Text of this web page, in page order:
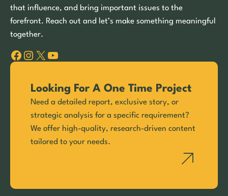
that influence, and bring important issues to the
forefront. Reach out and let’s make something meaningful
together.
Facebook Instagram X YouTube
Looking For A One Time Project
Need a detailed report, exclusive story, or
strategic analysis for a specific requirement?
We offer high-quality, research-driven content
tailored to your needs.